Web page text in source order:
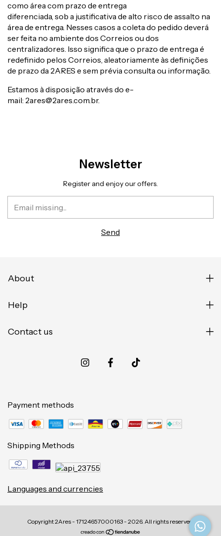
como área com prazo de entrega
diferenciada, sob a justificativa de alto risco de assalto na
área de entrega. Nesses casos a coleta do pedido deverá
ser feita no ambiente dos Correios ou dos
centralizadores. Isso significa que o prazo de entrega é
redefinido pelos Correios, aleatoriamente às definições
de prazo da 2ARES e sem prévia consulta ou informação.
Estamos à disposição através do e-
mail: 2ares@2ares.com.br.
Newsletter
Register and enjoy our offers.
About
Help
Contact us
Payment methods
Shipping Methods
Languages and currencies
Copyright 2Ares - 17124657000163 - 2026. All rights reserved.